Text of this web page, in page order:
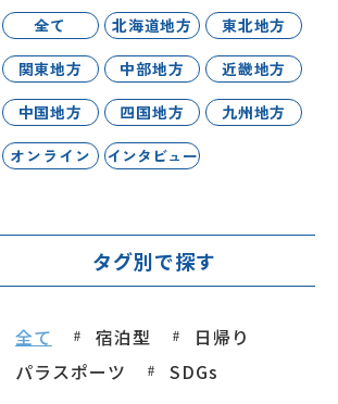
全て 北海道地方
東北地方
関東地方
中部地方
近畿地方
中国地方
四国地方
九州地方
オンライン
インタビュー
タグ別で探す
全て 宿泊型
日帰り
パラスポーツ
SDGs